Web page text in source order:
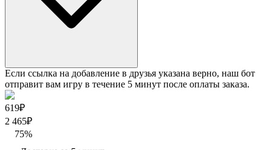
Если ссылка на добавление в друзья указана верно, наш бот
отправит вам игру в течение 5 минут после оплаты заказа.
619₽
2 465₽
75%